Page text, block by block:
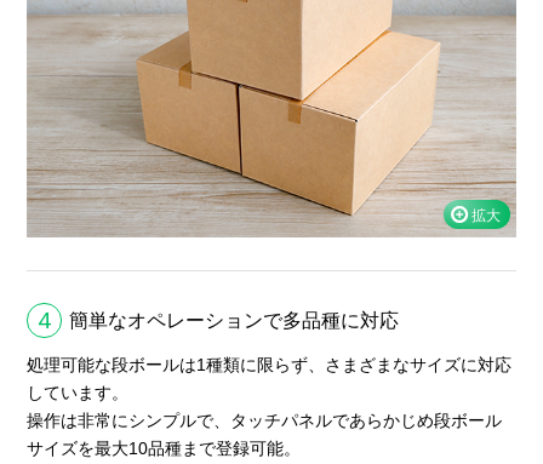
4 簡単なオペレーションで多品種に対応
処理可能な段ボールは1種類に限らず、さまざまなサイズに対応
しています。
操作は非常にシンプルで、タッチパネルであらかじめ段ボール
サイズを最大10品種まで登録可能。